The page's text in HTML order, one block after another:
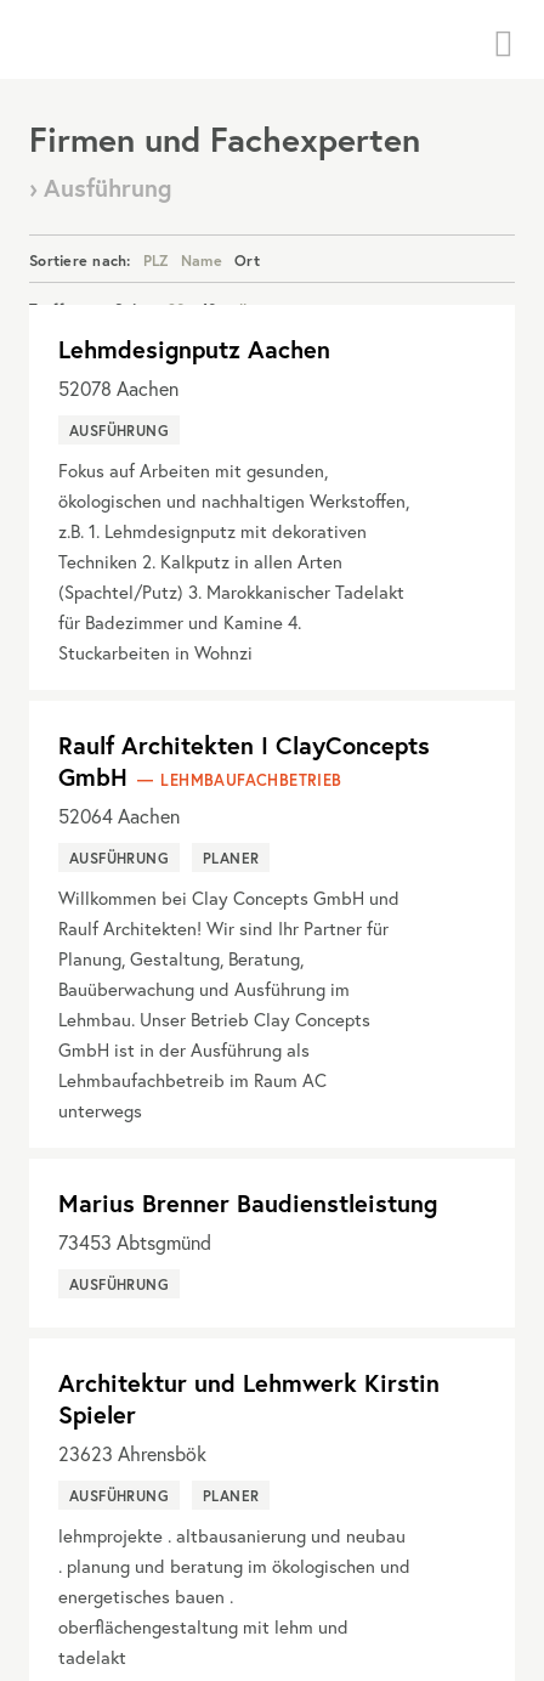
Firmen und Fachexperten
› Ausführung
Sortiere nach: PLZ Name Ort
Treffer pro Seite: 20 40 alle
Details anzeigen
Lehmdesignputz Aachen
52078 Aachen
AUSFÜHRUNG
Fokus auf Arbeiten mit gesunden,
ökologischen und nachhaltigen Werkstoffen,
z.B. 1. Lehmdesignputz mit dekorativen
Techniken 2. Kalkputz in allen Arten
(Spachtel/Putz) 3. Marokkanischer Tadelakt
für Badezimmer und Kamine 4.
Stuckarbeiten in Wohnzi
Raulf Architekten I ClayConcepts
GmbH
LEHMBAUFACHBETRIEB
52064Aachen
AUSFÜHRUNG PLANER
Willkommen bei Clay Concepts GmbH und
Raulf Architekten! Wir sind Ihr Partner für
Planung, Gestaltung, Beratung,
Bauüberwachung und Ausführung im
Lehmbau. Unser Betrieb Clay Concepts
GmbH ist in der Ausführung als
Lehmbaufachbetreib im Raum AC
unterwegs
Marius Brenner Baudienstleistung
73453 Abtsgmünd
AUSFÜHRUNG
Architektur und Lehmwerk Kirstin
Spieler
23623 Ahrensbök
AUSFÜHRUNG PLANER
lehmprojekte . altbausanierung und neubau
. planung und beratung im ökologischen und
energetisches bauen .
oberflächengestaltung mit lehm und
tadelakt